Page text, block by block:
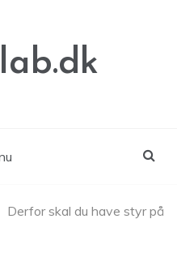
Derfor skal du have styr på